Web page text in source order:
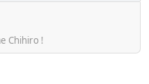
Chihiro !